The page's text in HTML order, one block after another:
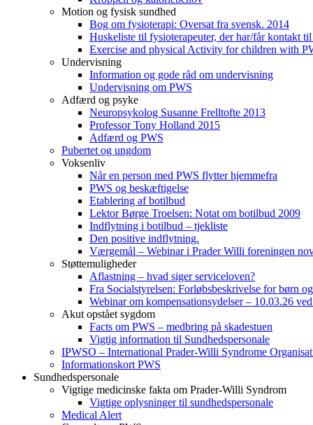
Motion og fysisk sundhed
Bog om fysioterapi: Oversat fra svensk. 2014
Huskeliste til fysioterapeuter, der har/får kontakt
Exercise and physical Activity for children with
Undervisning
Information og gode råd om undervisning
Undervisning om PWS
Adfærd og psyke
Neuropsykolog Susanne Frelltofte 2013
Professor Tony Holland 2015
Adfærd og PWS
Pubertet og ungdom
Voksenliv
Når en person med PWS flytter hjemmefra
PWS og beskæftigelse
Etablering af botilbud
Lektor Børge Troelsen: Notat om botilbud 2009
Indflytning i botilbud – tjekliste
Den positive indflytning.
Værgemål – Webinar i Prader Willi foreningen
Støttemuligheder
Aflastning – hvad siger serviceloven?
Fra Socialstyrelsen: Forløbsbeskrivelse for børn
Webinar om kompensationsydelser – 10.03.26
Akut opstået sygdom
Facts om PWS – medbring på skadestuen
Vigtig information til Sundhedspersonale
IPWSO – International Prader-Willi Syndrome
Informationskort PWS
Sundhedspersonale
Vigtige medicinske fakta om Prader-Willi Syndrom
Vigtige oplysninger til sundhedspersonale
Medical Alert